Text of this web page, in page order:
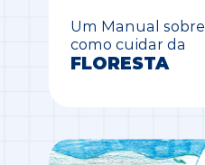
Um Manual sobre
como cuidar da
FLORESTA